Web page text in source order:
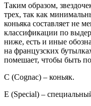
Таким образом,
трех, так как
коньяка составляет не
классификации по
ниже, есть и иные
на французских
помешает, чтобы быть
С (Cognac) – коньяк.
Е (Special) –